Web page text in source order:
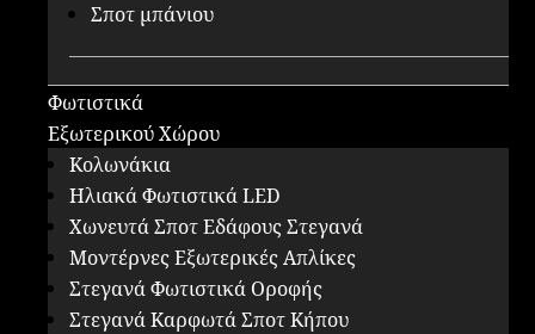
Σποτ μπάνιου
Φωτιστικά
Εξωτερικού Χώρου
Κολωνάκια
Ηλιακά Φωτιστικά LED
Χωνευτά Σποτ Εδάφους Στεγανά
Μοντέρνες Εξωτερικές Απλίκες
Στεγανά Φωτιστικά Οροφής
Στεγανά Καρφωτά Σποτ Κήπου